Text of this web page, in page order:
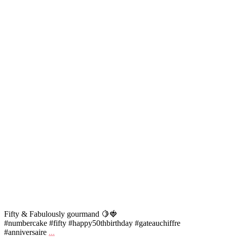
Fifty & Fabulously gourmand 🍋🍓
#numbercake #fifty #happy50thbirthday #gateauchiffre
#anniversaire ...